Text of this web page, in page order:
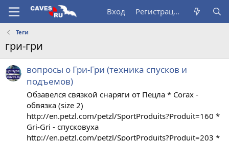
Вход Регистрация
Теги
гри-гри
вопросы о Гри-Гри (техника спусков и
подъемов)
Обзавелся связкой снаряги от Пецла * Corax -
обвязка (size 2)
http://en.petzl.com/petzl/SportProduits?Produit=160 *
Gri-Gri - спусковуха
http://en.petzl.com/petzl/SportProduits?Produit=203 *